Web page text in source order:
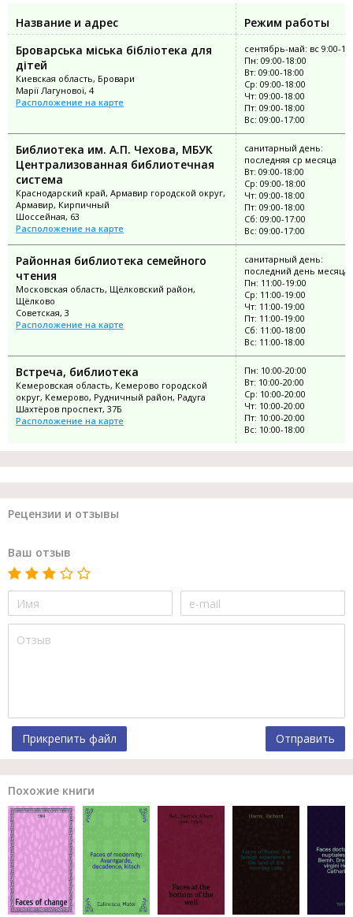
Название и адрес
Режим работы
Броварська міська бібліотека для
дітей
Киевская область, Бровари
Марії Лагунової, 4
Расположение на карте
сентябрь-май: вс 9:00-
Пн: 09:00-18:00
Вт: 09:00-18:00
Ср: 09:00-18:00
Чт: 09:00-18:00
Пт: 09:00-18:00
Вс: 09:00-17:00
Библиотека им. А.П. Чехова, МБУК
Централизованная библиотечная
система
Краснодарский край, Армавир городской округ,
Армавир, Кирпичный
Шоссейная, 63
Расположение на карте
санитарный день:
последняя ср месяца
Вт: 09:00-18:00
Ср: 09:00-18:00
Чт: 09:00-18:00
Пт: 09:00-18:00
Сб: 09:00-17:00
Вс: 09:00-17:00
Районная библиотека семейного
чтения
Московская область, Щёлковский район,
Щёлково
Советская, 3
Расположение на карте
санитарный день:
последний день месяца
Пн: 11:00-19:00
Ср: 11:00-19:00
Чт: 11:00-19:00
Пт: 11:00-19:00
Сб: 11:00-18:00
Вс: 11:00-18:00
Встреча, библиотека
Кемеровская область, Кемерово городской
округ, Кемерово, Рудничный район, Радуга
Шахтёров проспект, 37Б
Расположение на карте
Пн: 10:00-20:00
Вт: 10:00-20:00
Ср: 10:00-20:00
Чт: 10:00-20:00
Пт: 10:00-20:00
Вс: 10:00-18:00
Рецензии и отзывы
Ваш отзыв
Прикрепить файл Отправить
Похожие книги